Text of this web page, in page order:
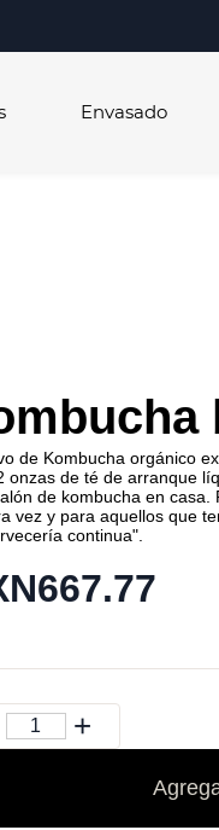
Envasado
de Kombucha orgánico
onzas de té de arranque
de kombucha en
vez y para aquellos que
continua".